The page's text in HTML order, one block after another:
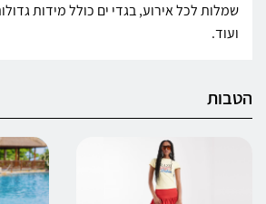
שמלות לכל אירוע, בגדי ים כולל מידות
ועוד.
הטבות